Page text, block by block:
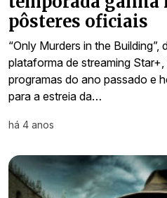
pôsteres oficiais
“Only Murders in the Building”,
plataforma de streaming
programas do ano passado e
para a estreia da…
há 4 anos